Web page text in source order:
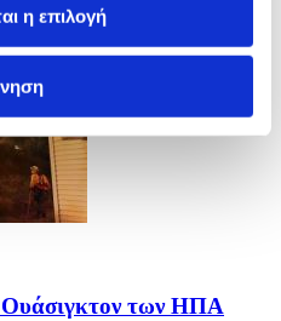
η επιλογή
Ουάσιγκτον των ΗΠΑ